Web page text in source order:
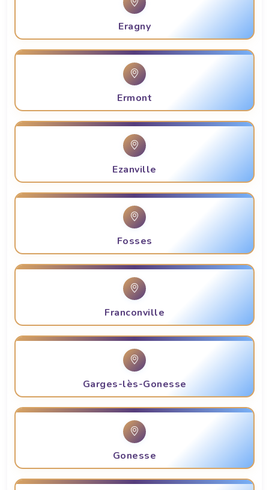
Eragny
Ermont
Ezanville
Fosses
Franconville
Garges-lès-Gonesse
Gonesse